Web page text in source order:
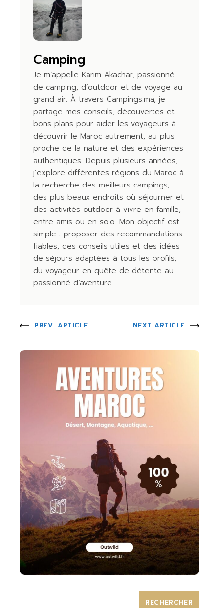
Camping
Je m’appelle Karim Akachar, passionné
de camping, d’outdoor et de voyage au
grand air. À travers Campings.ma, je
partage mes conseils, découvertes et
bons plans pour aider les voyageurs à
découvrir le Maroc autrement, au plus
proche de la nature et des expériences
authentiques. Depuis plusieurs années,
j’explore différentes régions du Maroc à
la recherche des meilleurs campings,
des plus beaux endroits où séjourner et
des activités outdoor à vivre en famille,
entre amis ou en solo. Mon objectif est
simple : proposer des recommandations
fiables, des conseils utiles et des idées
de séjours adaptées à tous les profils,
du voyageur en quête de détente au
passionné d’aventure.
PREV. ARTICLE NEXT ARTICLE
RECHERCHER